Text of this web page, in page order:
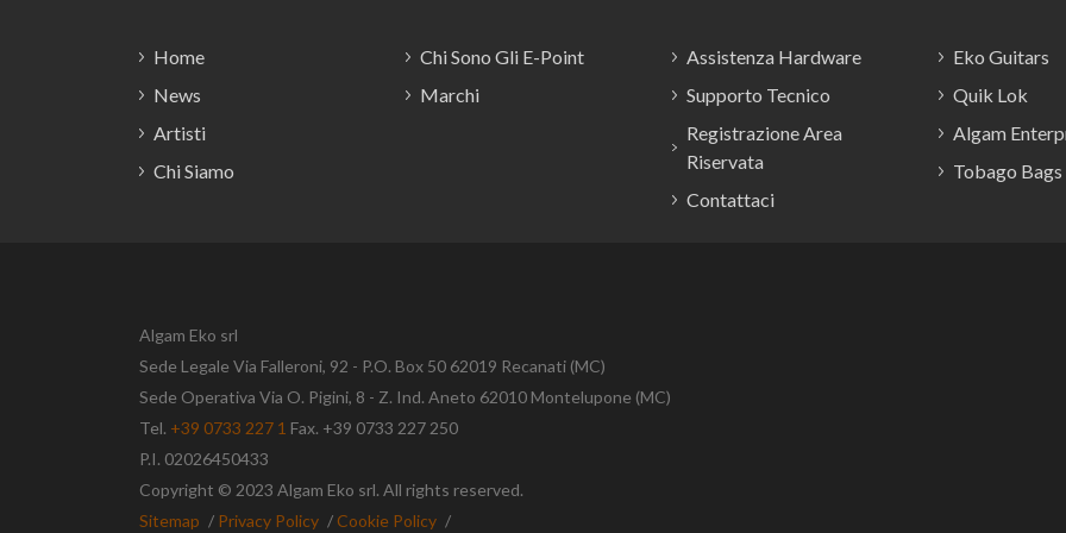
Home
News
Artisti
Chi Siamo
Chi Sono Gli E-Point
Marchi
Assistenza Hardware
Supporto Tecnico
Registrazione Area
Riservata
Contattaci
Eko Guitars
Quik Lok
Algam
Tobago Bags
Algam Eko srl
Sede Legale Via Falleroni, 92 - P.O. Box 50 62019 Recanati (MC)
Sede Operativa Via O. Pigini, 8 - Z. Ind. Aneto 62010 Montelupone (MC)
Tel. +39 0733 227 1 Fax. +39 0733 227 250
P.I. 02026450433
Copyright © 2023 Algam Eko srl. All rights reserved.
Sitemap / Privacy Policy / Cookie Policy /